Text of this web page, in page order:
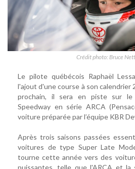
Crédit photo: Bruce
Le pilote québécois Raphaël
l'ajout d'une course à son calendrier
prochain, il sera en piste sur le
Speedway en série ARCA
voiture préparée par l’équipe KBR
Après trois saisons passées
voitures de type Super Late
tourne cette année vers des